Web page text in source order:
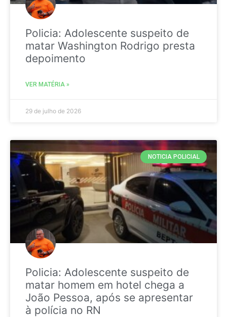
Policia: Adolescente suspeito de
matar Washington Rodrigo presta
depoimento
VER MATÉRIA »
29 de julho de 2026
NOTICIA POLICIAL
Policia: Adolescente suspeito de
matar homem em hotel chega a
João Pessoa, após se apresentar
à polícia no RN